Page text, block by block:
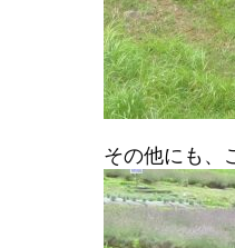
その他にも、